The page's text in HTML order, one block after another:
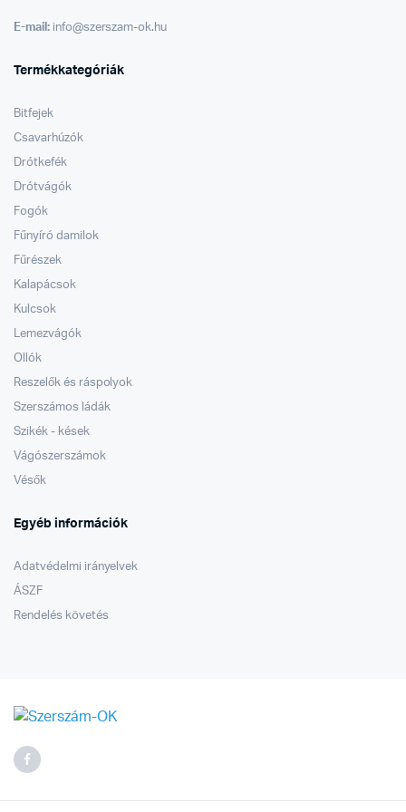
E-mail: info@szerszam-ok.hu
Termékkategóriák
Bitfejek
Csavarhúzók
Drótkefék
Drótvágók
Fogók
Fűnyíró damilok
Fűrészek
Kalapácsok
Kulcsok
Lemezvágók
Ollók
Reszelők és ráspolyok
Szerszámos ládák
Szikék - kések
Vágószerszámok
Vésők
Egyéb információk
Adatvédelmi irányelvek
ÁSZF
Rendelés követés